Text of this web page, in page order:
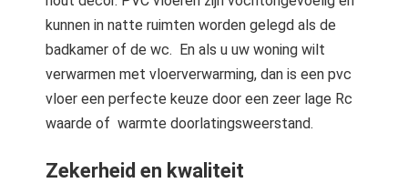
kunnen in natte ruimten worden gelegd als de
badkamer of de wc. En als u uw woning wilt
verwarmen met vloerverwarming, dan is een pvc
vloer een perfecte keuze door een zeer lage Rc
waarde of warmte doorlatingsweerstand.
Zekerheid en kwaliteit